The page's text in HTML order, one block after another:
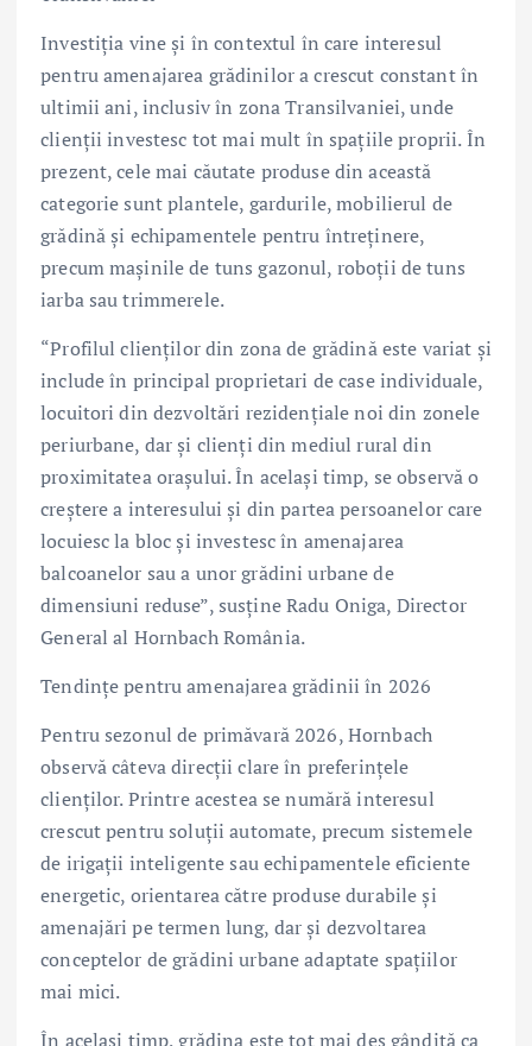
Investiția vine și în contextul în care interesul
pentru amenajarea grădinilor a crescut constant în
ultimii ani, inclusiv în zona Transilvaniei, unde
clienții investesc tot mai mult în spațiile proprii. În
prezent, cele mai căutate produse din această
categorie sunt plantele, gardurile, mobilierul de
grădină și echipamentele pentru întreținere,
precum mașinile de tuns gazonul, roboții de tuns
iarba sau trimmerele.
“Profilul clienților din zona de grădină este variat și
include în principal proprietari de case individuale,
locuitori din dezvoltări rezidențiale noi din zonele
periurbane, dar și clienți din mediul rural din
proximitatea orașului. În același timp, se observă o
creștere a interesului și din partea persoanelor care
locuiesc la bloc și investesc în amenajarea
balcoanelor sau a unor grădini urbane de
dimensiuni reduse”, susține Radu Oniga, Director
General al Hornbach România.
Tendințe pentru amenajarea grădinii în 2026
Pentru sezonul de primăvară 2026, Hornbach
observă câteva direcții clare în preferințele
clienților. Printre acestea se numără interesul
crescut pentru soluții automate, precum sistemele
de irigații inteligente sau echipamentele eficiente
energetic, orientarea către produse durabile și
amenajări pe termen lung, dar și dezvoltarea
conceptelor de grădini urbane adaptate spațiilor
mai mici.
În același timp, grădina este tot mai des gândită ca